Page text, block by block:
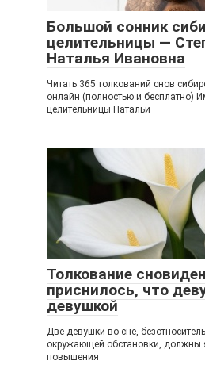
Большой сонник
целительницы —
Наталья Ивановна
Читать 365 толкований снов
онлайн (полностью и бесплатно)
целительницы Натальи
Толкование
приснилось, что
девушкой
Две девушки во сне,
окружающей обстановки, должны
повышения